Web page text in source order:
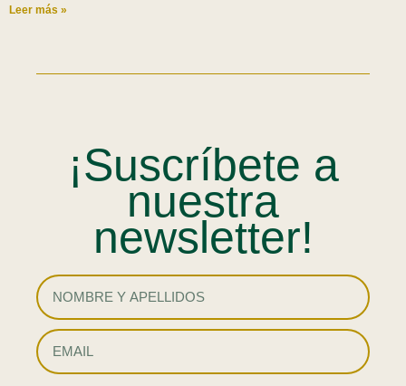
Leer más »
¡Suscríbete a
nuestra
newsletter!